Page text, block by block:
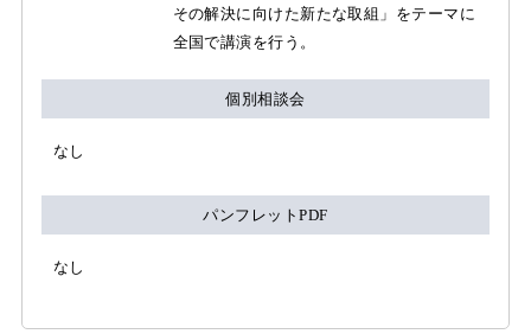
その解決に向けた新たな取組」をテーマに
全国で講演を行う。
個別相談会
なし
パンフレットPDF
なし